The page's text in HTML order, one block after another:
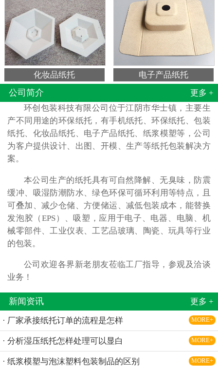
化妆品纸托 电子产品纸托
公司简介
更多 +
环创包装科技有限公司位于江阴市华士镇，主要生
产不同用途的环保纸托，有手机纸托、环保纸托、包装
纸托、化妆品纸托、电子产品纸托、纸浆模塑等，公司
为客户提供设计、出图、开模、生产等纸托包装解决方
案。
本公司生产的纸托具有可自然降解、无臭味，防震
缓冲、吸湿防潮防水、绿色环保可循环利用等特点，且
可叠加、减少仓储、方便储运、减低包装成本，能替换
发泡胶（EPS）、吸塑，应用于电子、电器、电脑、机
械零部件、工业仪表、工艺品玻璃、陶瓷、玩具等行业
的包装。
公司欢迎各界新老朋友莅临工厂指导，参观及洽谈
业务！
新闻资讯 更多 +
· 厂家承接纸托订单的流程是怎样 MORE+
· 分析湿压纸托怎样处理可以显白 MORE+
· 纸浆模塑与泡沫塑料包装制品的区别 MORE+